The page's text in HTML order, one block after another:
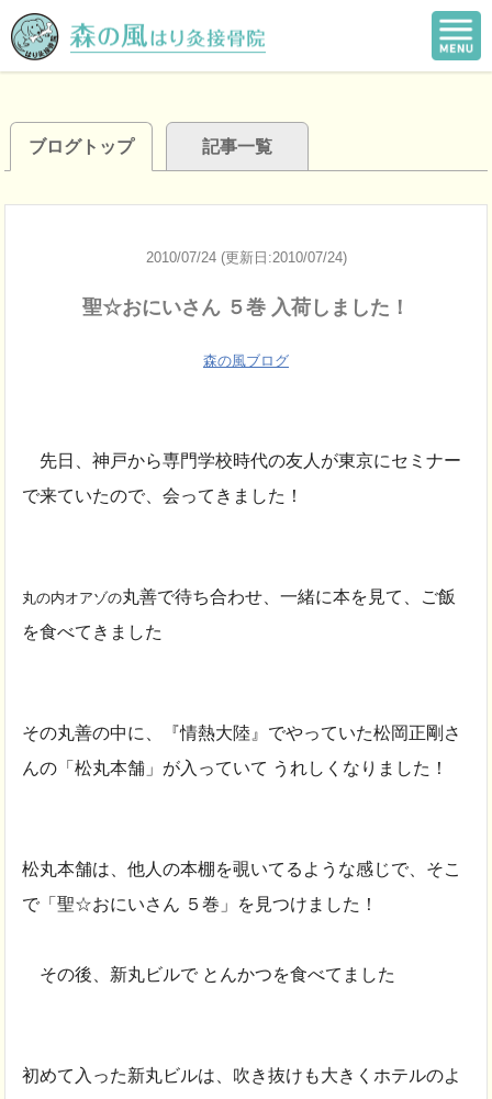
ブログトップ 記事一覧
2010/07/24 (更新日:2010/07/24)
聖☆おにいさん ５巻 入荷しました！
森の風ブログ
先日、神戸から専門学校時代の友人が東京にセミナー
で来ていたので、会ってきました！
丸の内オアゾの丸善で待ち合わせ、一緒に本を見て、ご飯
を食べてきました
その丸善の中に、『情熱大陸』でやっていた松岡正剛さ
んの「松丸本舗」が入っていて うれしくなりました！
松丸本舗は、他人の本棚を覗いてるような感じで、そこ
で「聖☆おにいさん ５巻」を見つけました！
その後、新丸ビルで とんかつを食べてました
初めて入った新丸ビルは、吹き抜けも大きくホテルのよ